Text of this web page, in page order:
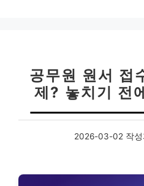
공무원 원서 접
제? 놓치기 전
2026-03-02 작